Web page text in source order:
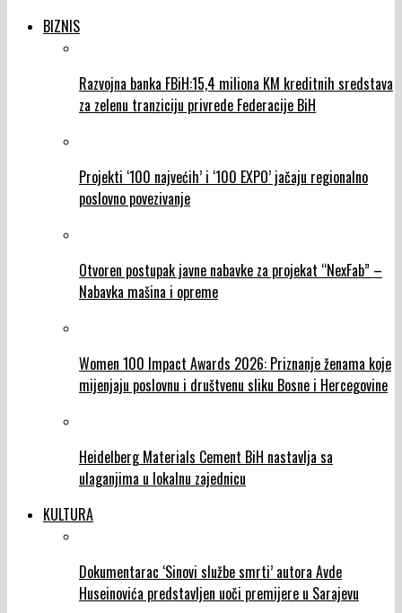
BIZNIS
Razvojna banka FBiH:15,4 miliona KM kreditnih sredstava
za zelenu tranziciju privrede Federacije BiH
Projekti ‘100 najvećih’ i ‘100 EXPO’ jačaju regionalno
poslovno povezivanje
Otvoren postupak javne nabavke za projekat “NexFab” –
Nabavka mašina i opreme
Women 100 Impact Awards 2026: Priznanje ženama koje
mijenjaju poslovnu i društvenu sliku Bosne i Hercegovine
Heidelberg Materials Cement BiH nastavlja sa
ulaganjima u lokalnu zajednicu
KULTURA
Dokumentarac ‘Sinovi službe smrti’ autora Avde
Huseinovića predstavljen uoči premijere u Sarajevu